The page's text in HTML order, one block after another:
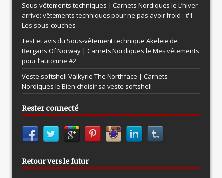
Sous-vêtements techniques | Carnets Nordiques le L’hiver
arrive: vêtements techniques pour ne pas avoir froid : #1
Les sous-couches
Test et avis du Sous-vêtement technique Akeleie de
Bergans Of Norway | Carnets Nordiques le Mes vêtements
pour l’automne #2
Veste softshell Valkyrie The Northface | Carnets
Nordiques le Bien choisir sa veste softshell
Rester connecté
Retour vers le futur